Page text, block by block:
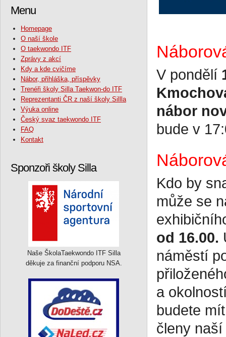
Menu
Homepage
O naší škole
O taekwondo ITF
Zprávy z akcí
Kdy a kde cvičíme
Nábor, přihláška, příspěvky
Trenéři školy Silla Taekwon-do ITF
Reprezentanti ČR z naší školy Sillla
Výuka online
Český svaz taekwondo ITF
FAQ
Kontakt
Sponzoři školy Silla
Naše ŠkolaTaekwondo ITF Silla
děkuje za finanční podporu NSA.
V pondělí
nábor
bude v
Kdo by
může se
od 16.00.
náměstí
a
budete
členy